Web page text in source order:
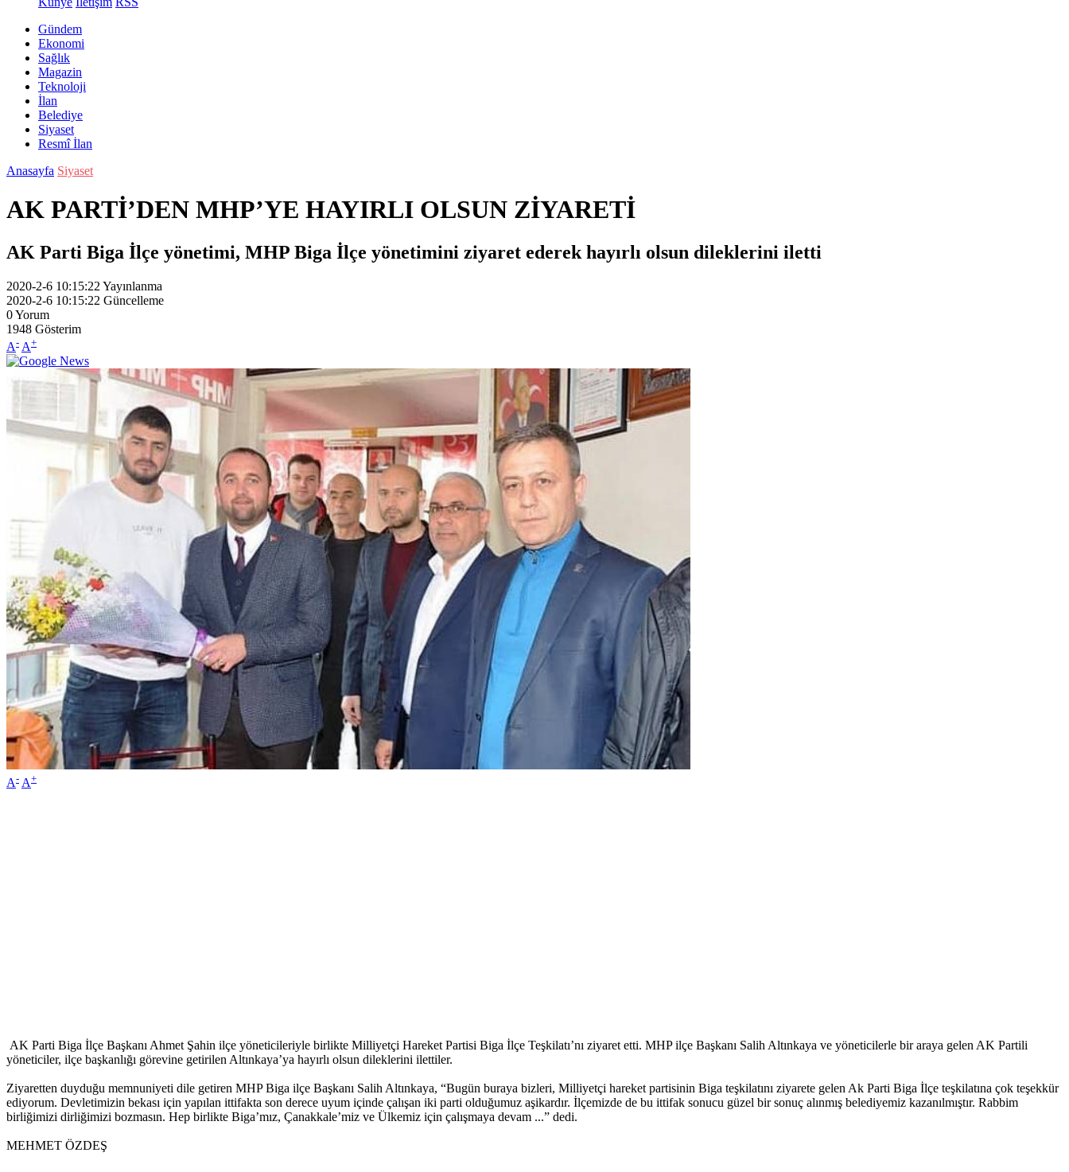
Gündem
Ekonomi
Sağlık
Magazin
Teknoloji
İlan
Belediye
Siyaset
Resmî İlan
Anasayfa Siyaset
AK PARTİ’DEN MHP’YE HAYIRLI OLSUN ZİYARETİ
AK Parti Biga İlçe yönetimi, MHP Biga İlçe yönetimini ziyaret ederek hayırlı olsun dileklerini iletti
2020-2-6 10:15:22 Yayınlanma
2020-2-6 10:15:22 Güncelleme
0Yorum
1948 Gösterim
A- A+
A- A+
AK Parti Biga İlçe Başkanı Ahmet Şahin ilçe yöneticileriyle birlikte Milliyetçi Hareket Partisi Biga İlçe Teşkilatı’nı ziyaret etti. MHP ilçe Başkanı Salih Altınkaya ve yöneticilerle bir araya gelen AK Partili
yöneticiler, ilçe başkanlığı görevine getirilen Altınkaya’ya hayırlı olsun dileklerini ilettiler.
Ziyaretten duyduğu memnuniyeti dile getiren MHP Biga ilçe Başkanı Salih Altınkaya, “Bugün buraya bizleri, Milliyetçi hareket partisinin Biga teşkilatını ziyarete gelen Ak Parti Biga İlçe teşkilatına çok teşekkür
ediyorum. Devletimizin bekası için yapılan ittifakta son derece uyum içinde çalışan iki parti olduğumuz aşikardır. İlçemizde de bu ittifak sonucu güzel bir sonuç alınmış belediyemiz kazanılmıştır. Rabbim
birliğimizi dirliğimizi bozmasın. Hep birlikte Biga’mız, Çanakkale’miz ve Ülkemiz için çalışmaya devam ...” dedi.
MEHMET ÖZDEŞ